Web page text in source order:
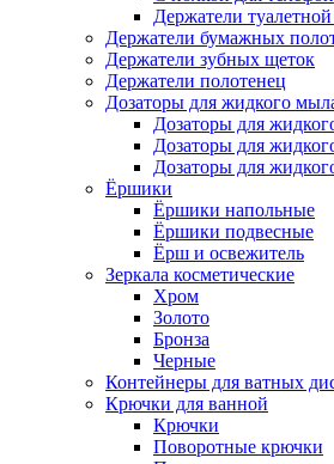
Держатели
Держатели бумажных
Держатели зубных щеток
Держатели полотенец
Дозаторы для жидкого
Дозаторы для
Дозаторы для
Дозаторы для
Ёршики
Ёршики напольные
Ёршики подвесные
Ёрш и освежитель
Зеркала косметические
Хром
Золото
Бронза
Черные
Контейнеры для ватных
Крючки для ванной
Крючки
Поворотные крючки